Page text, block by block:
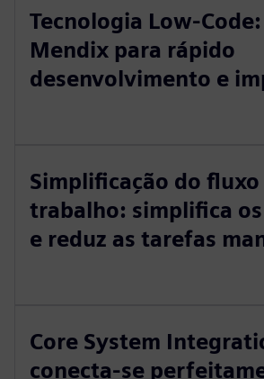
Tecnologia Low-Code:
Mendix para rápido
desenvolvimento e
Simplificação do fluxo
trabalho: simplifica
e reduz as tarefas
Core System
conecta-se